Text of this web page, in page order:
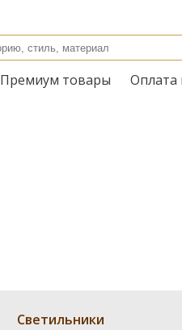
Премиум товары Оплата
Светильники